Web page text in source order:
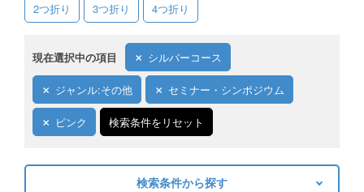
写真からイラスト作成
デザイン制作例
ご利用料金
ご利用ガイド
ご注文方法について
2つ折り 3つ折り 4つ折り
現在選択中の項目 シルバーコース
ジャンル:その他 セミナー・シンポジウム
ピンク 検索条件をリセット
検索条件から探す